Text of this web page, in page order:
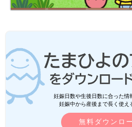
妊娠日数や生後日数に合った情
妊娠中から産後まで長く使え
無料ダウンロ